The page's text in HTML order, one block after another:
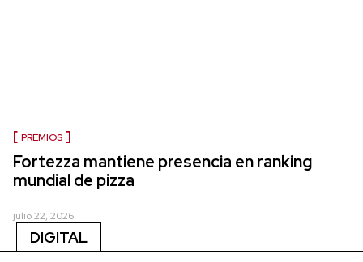
PREMIOS
Fortezza mantiene presencia en ranking
mundial de pizza
julio 22, 2026
DIGITAL